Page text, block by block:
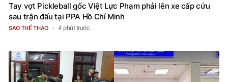
Tay vợt Pickleball gốc Việt Lực Phạm phải lên xe cấp cứu
sau trận đấu tại PPA Hồ Chí Minh
SAO THỂ THAO 4 phút trước